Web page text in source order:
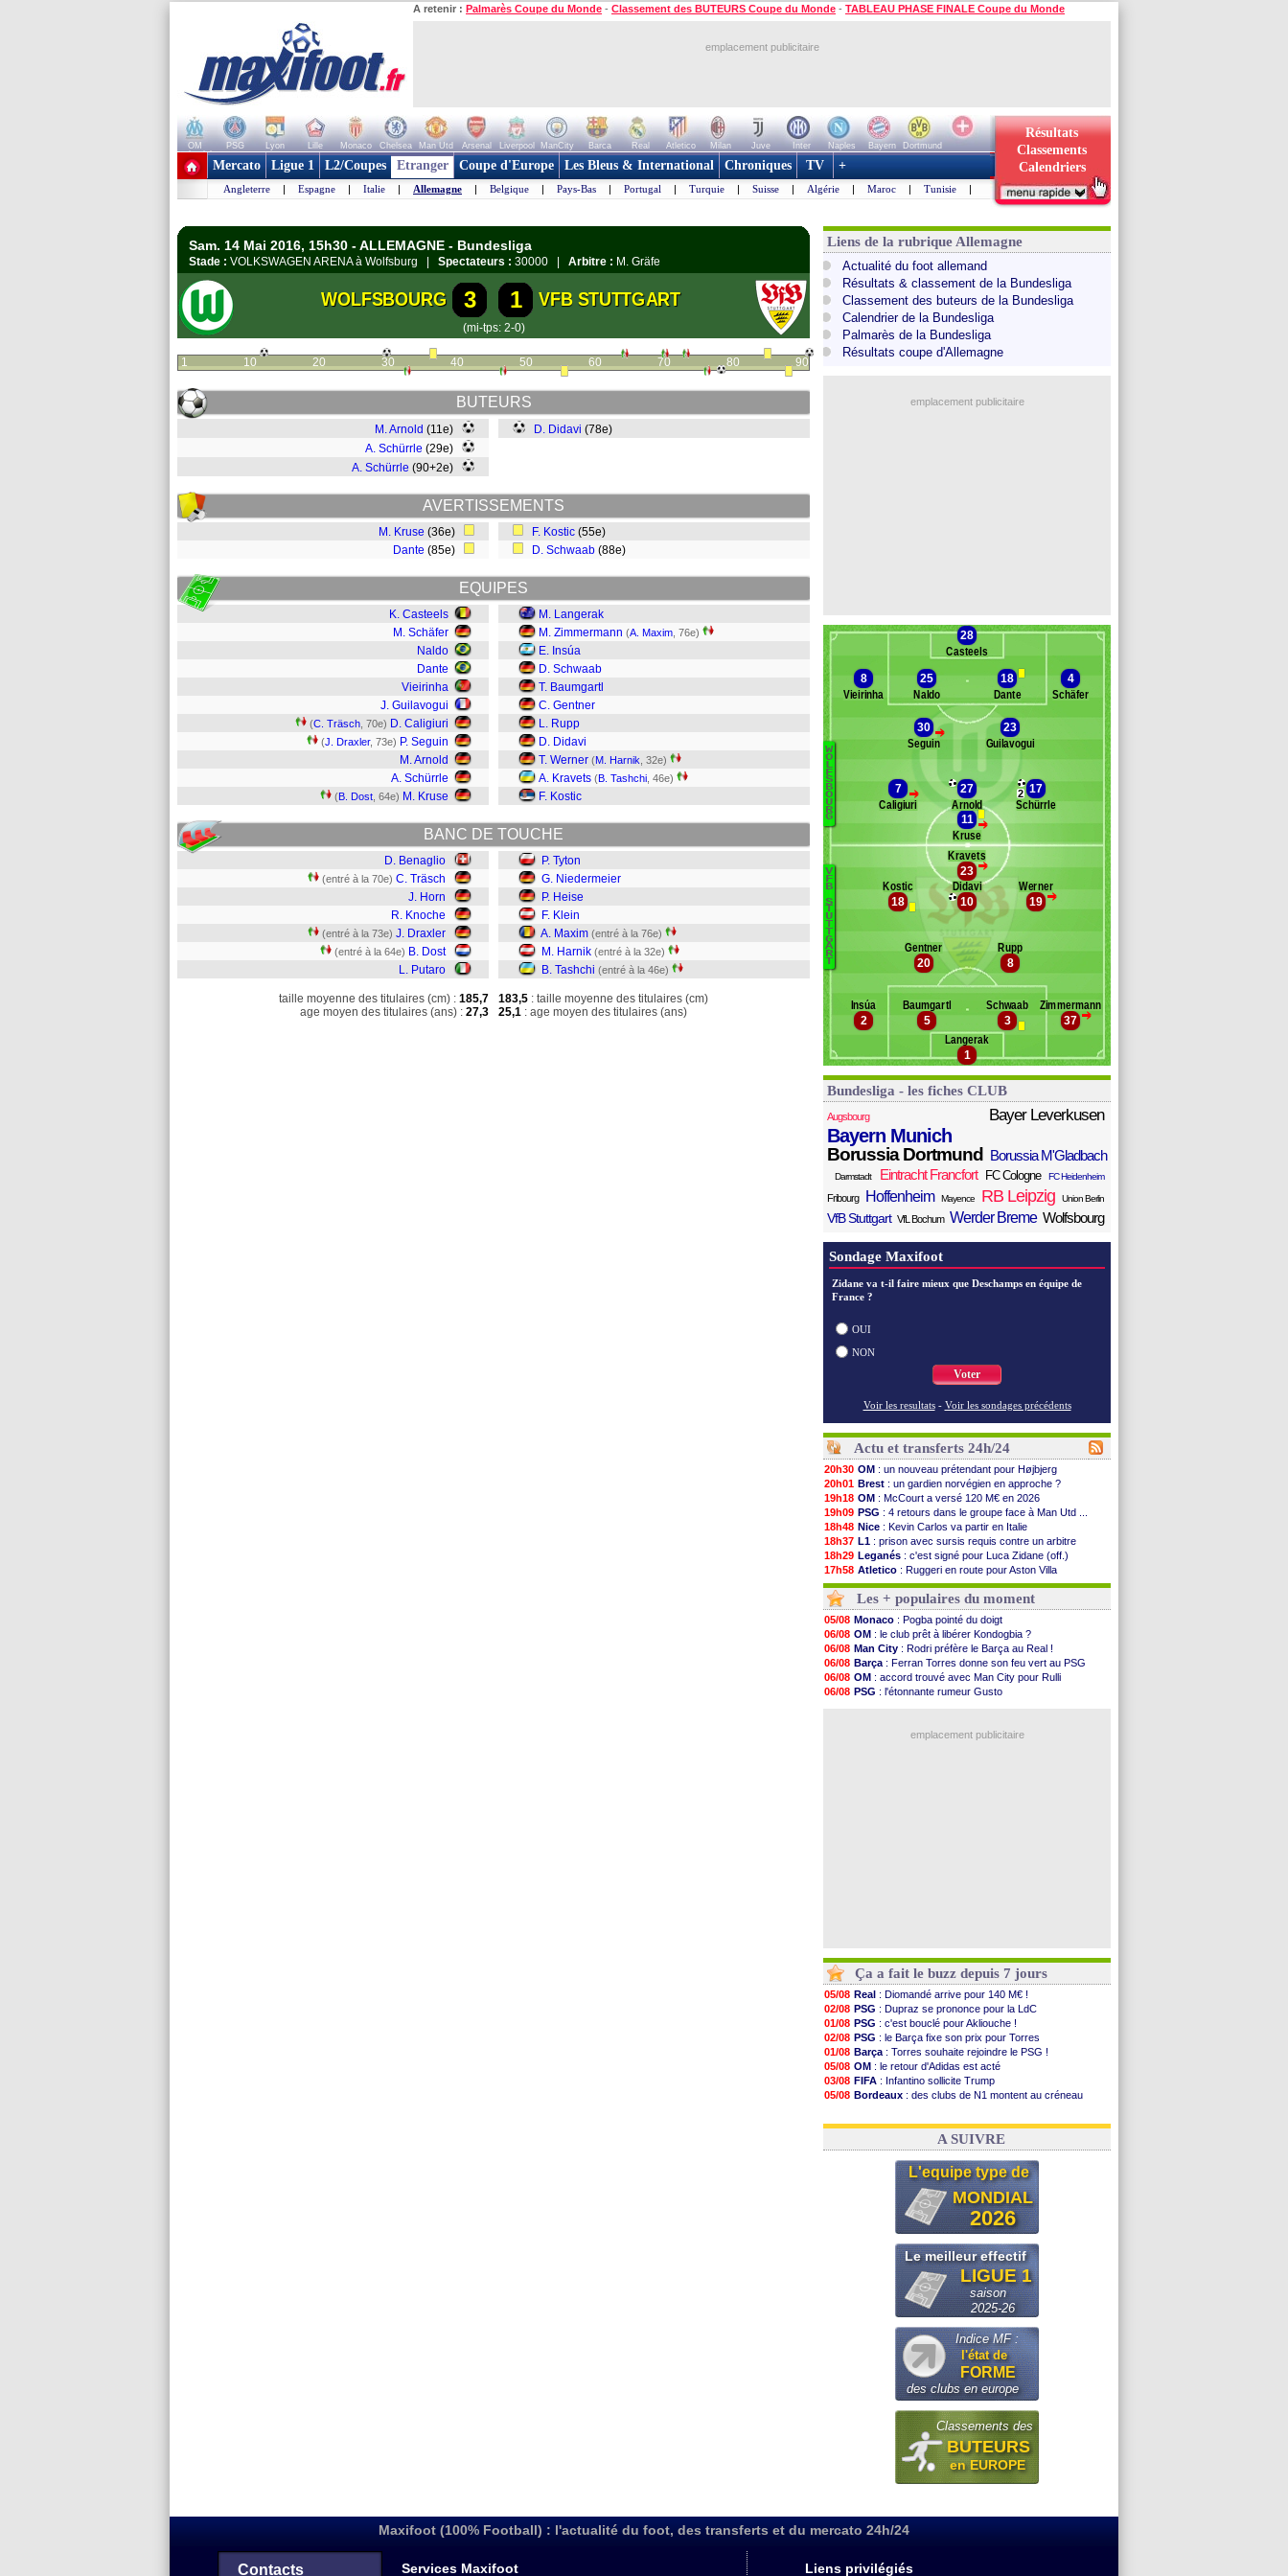
A retenir : Palmarès Coupe du Monde - Classement des BUTEURS Coupe du Monde - TABLEAU PHASE FINALE Coupe du Monde
emplacement publicitaire
OM PSG Lyon Lille Monaco Chelsea Man Utd Arsenal Liverpool ManCity Barca Real Atletico Milan Juve Inter Naples Bayern
Dortmund
+ de clubs
Résultats
Classements
Calendriers
Mercato Ligue 1 L2/Coupes Etranger Coupe d'Europe Les Bleus & International Chroniques TV +
Angleterre | Espagne | Italie | Allemagne | Belgique | Pays-Bas | Portugal | Turquie | Suisse | Algérie | Maroc | Tunisie |
Sam. 14 Mai 2016, 15h30 - ALLEMAGNE - Bundesliga
Stade : VOLKSWAGEN ARENA à Wolfsburg | Spectateurs : 30000 | Arbitre : M. Gräfe
WOLFSBOURG 3 1 VFB STUTTGART
(mi-tps: 2-0)
1 10 20 30 40 50 60 70 80 90
BUTEURS
M. Arnold (11e)
A. Schürrle (29e)
A. Schürrle (90+2e)
D. Didavi (78e)
AVERTISSEMENTS
M. Kruse (36e)
Dante (85e)
F. Kostic (55e)
D. Schwaab (88e)
EQUIPES
K. Casteels
M. Schäfer
Naldo
Dante
Vieirinha
J. Guilavogui
(C. Träsch , 70e) D. Caligiuri
(J. Draxler, 73e) P. Seguin
M. Arnold
A. Schürrle
(B. Dost , 64e) M. Kruse
M. Langerak
M. Zimmermann (A. Maxim , 76e)
E. Insúa
D. Schwaab
T. Baumgartl
C. Gentner
L. Rupp
D. Didavi
T. Werner (M. Harnik , 32e)
A. Kravets (B. Tashchi , 46e)
F. Kostic
BANC DE TOUCHE
D. Benaglio
(entré à la 70e) C. Träsch
J. Horn
R. Knoche
(entré à la 73e) J. Draxler
(entré à la 64e) B. Dost
L. Putaro
taille moyenne des titulaires (cm) : 185,7
age moyen des titulaires (ans) : 27,3
P. Tyton
G. Niedermeier
P. Heise
F. Klein
A. Maxim (entré à la 76e)
M. Harnik (entré à la 32e)
B. Tashchi (entré à la 46e)
183,5 : taille moyenne des titulaires (cm)
25,1 : age moyen des titulaires (ans)
Liens de la rubrique Allemagne
Actualité du foot allemand
Résultats & classement de la Bundesliga
Classement des buteurs de la Bundesliga
Calendrier de la Bundesliga
Palmarès de la Bundesliga
Résultats coupe d'Allemagne
emplacement publicitaire
Benaglio
Träsch
Draxler
Dost
W
O
L
F
S
B
O
U
R
G
Banc des remplaçantsVfB Stuttgart
Maxim
Tashchi
V
F
B
S
U
T
T
G
A
R
T
28
Casteels
8
Vieirinha
25
Naldo
18
Dante
4
Schäfer
>
30
Seguin
23
Guilavogui
>
7
Caligiuri
27
Arnold
2 17
Schürrle
>
11
Kruse
1
Langerak
>
37
Zimmermann
3
Schwaab
5
Baumgartl
2
Insúa
8
Rupp
20
Gentner
>
19
Werner
10
Didavi
18
Kostic
>
23
Kravets
Bundesliga - les fiches CLUB
Augsbourg Bayer Leverkusen
Bayern Munich
Borussia Dortmund Borussia M'Gladbach
Darmstadt Eintracht Francfort FC Cologne FC Heidenheim
Fribourg Hoffenheim Mayence RB Leipzig Union Berlin
VfB Stuttgart VfL Bochum Werder Breme Wolfsbourg
Sondage Maxifoot
Zidane va t-il faire mieux que Deschamps en équipe de
France ?
OUI
NON
Voter
Voir les resultats - Voir les sondages précédents
Actu et transferts 24h/24
20h30 OM : un nouveau prétendant pour Højbjerg
20h01 Brest : un gardien norvégien en approche ?
19h18 OM : McCourt a versé 120 M€ en 2026
19h09 PSG : 4 retours dans le groupe face à Man Utd ...
18h48 Nice : Kevin Carlos va partir en Italie
18h37 L1 : prison avec sursis requis contre un arbitre
18h29 Leganés : c'est signé pour Luca Zidane (off.)
17h58 Atletico : Ruggeri en route pour Aston Villa
17h46 Monaco: Filipe Luis soutient Biereth
17h32
Lyon: Mangala prêté à Getafe (officiel)
17h16 PSG: Nsoki va signer en Croatie
16h59
Arsenal : Naples vise Gabriel Jesus
16h37
Real: Mastantuono prêté à la Fiorentina (off.)
16h33
Man City : accord avec le Barça pour Rodri ?
16h27
Rennes : Haise a prolongé (officiel)
16h22
Palace: Tomiyasu a convaincu (officiel)
16h07
OM : B. Genesio - "ce n'est pas idéal"
: la démission d'Infantino réclamée
Les + populaires du moment
05/08 Monaco : Pogba pointé du doigt
06/08 OM : le club prêt à libérer Kondogbia ?
06/08 Man City : Rodri préfère le Barça au Real !
06/08 Barça : Ferran Torres donne son feu vert au PSG
06/08 OM : accord trouvé avec Man City pour Rulli
06/08 PSG : l'étonnante rumeur Gusto
emplacement publicitaire
Ça a fait le buzz depuis 7 jours
05/08 Real : Diomandé arrive pour 140 M€ !
02/08 PSG : Dupraz se prononce pour la LdC
01/08 PSG : c'est bouclé pour Akliouche !
02/08 PSG : le Barça fixe son prix pour Torres
01/08 Barça : Torres souhaite rejoindre le PSG !
05/08 OM : le retour d'Adidas est acté
03/08 FIFA : Infantino sollicite Trump
05/08 Bordeaux : des clubs de N1 montent au créneau
03/08 Real: le démenti de Leipzig pour Diomandé
A SUIVRE
L'equipe type de
MONDIAL
2026
Le meilleur effectif
LIGUE 1
saison
2025-26
Indice MF :
l'état de
FORME
des clubs en europe
Classements des
BUTEURS
en EUROPE
Maxifoot (100% Football) : l'actualité du foot, des transferts et du mercato 24h/24
Contacts Services Maxifoot Liens privilégiés